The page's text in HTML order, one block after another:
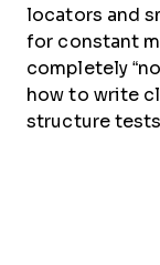
locators and
for constant
completely
how to write
structure